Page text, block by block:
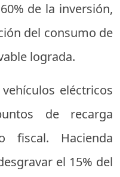
de la inversión,
del consumo de
lograda.
eléctricos
de recarga
fiscal. Hacienda
el 15% del